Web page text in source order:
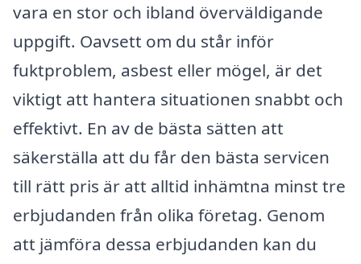
vara en stor och ibland överväldigande
uppgift. Oavsett om du står inför
fuktproblem, asbest eller mögel, är det
viktigt att hantera situationen snabbt och
effektivt. En av de bästa sätten att
säkerställa att du får den bästa servicen
till rätt pris är att alltid inhämtna minst tre
erbjudanden från olika företag. Genom
att jämföra dessa erbjudanden kan du